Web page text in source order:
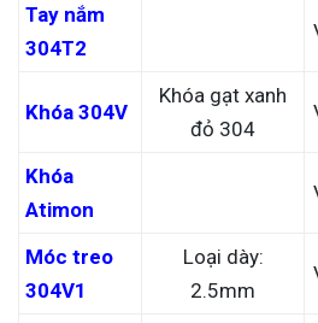
Tay nắm
304T2
Khóa 304V
Khóa gạt xanh
đỏ 304
Khóa
Atimon
Móc treo
304V1
Loại dày:
2.5mm